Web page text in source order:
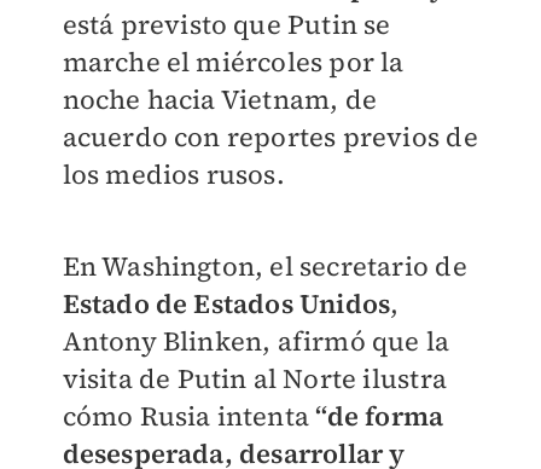
está previsto que Putin se
marche el miércoles por la
noche hacia Vietnam, de
acuerdo con reportes previos de
los medios rusos.
En Washington, el secretario de
Estado de Estados Unidos,
Antony Blinken, afirmó que la
visita de Putin al Norte ilustra
cómo Rusia intenta“de forma
desesperada, desarrollar y